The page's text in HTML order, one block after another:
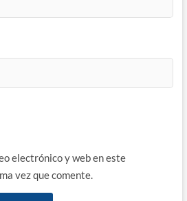
electrónico y web en este
vez que comente.